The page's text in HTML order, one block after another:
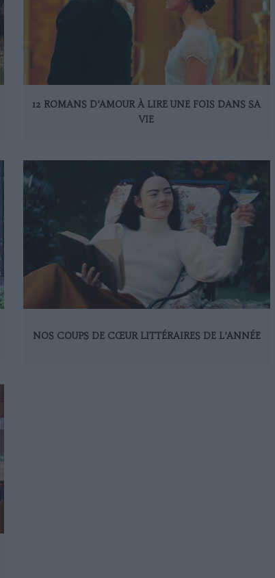
12 ROMANS D’AMOUR À LIRE UNE FOIS DANS SA
VIE
NOS COUPS DE CŒUR LITTÉRAIRES DE L’ANNÉE